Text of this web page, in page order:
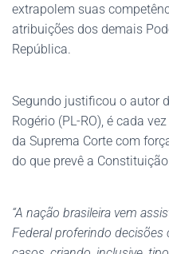
extrapolem suas
atribuições dos demais
República.
Segundo justificou o autor
Rogério (PL-RO), é cada
da Suprema Corte com
do que prevê a Constituição.
“A nação brasileira vem
Federal proferindo